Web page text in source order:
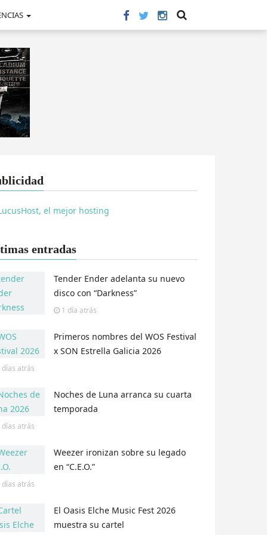
entradas
Tender Ender adelanta su nuevo
disco con “Darkness”
1 día atrás
Primeros nombres del WOS Festival
x SON Estrella Galicia 2026
días atrás
Noches de Luna arranca su cuarta
temporada
días atrás
Weezer ironizan sobre su legado
en “C.E.O.”
días atrás
El Oasis Elche Music Fest 2026
muestra su cartel